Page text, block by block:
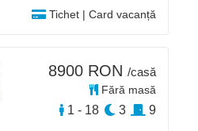
Tichet | Card vacanță
8900 RON /casă
Fără masă
1 - 18 3 9